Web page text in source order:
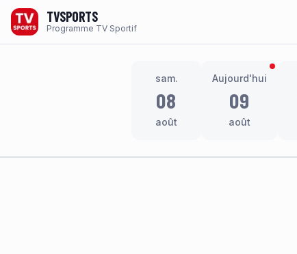
TVSPORTS
Programme TV Sportif
sam.
08
août
Aujourd'hui
09
août